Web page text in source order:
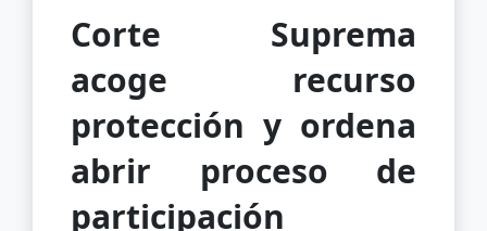
Corte Suprema
acoge recurso
protección y ordena
abrir proceso de
participación